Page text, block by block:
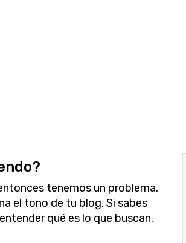
tenemos un problema.
el tono de tu blog. Si sabes
qué es lo que buscan.